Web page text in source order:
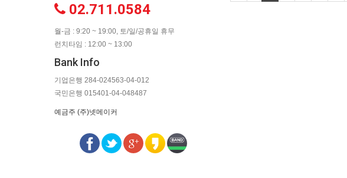
02.711.0584
월-금 : 9:20 ~ 19:00, 토/일/공휴일 휴무
런치타임 : 12:00 ~ 13:00
Bank Info
기업은행 284-024563-04-012
국민은행 015401-04-048487
예금주 (주)넷메이커